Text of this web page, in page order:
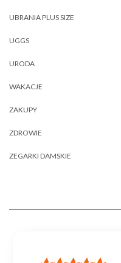
UBRANIA PLUS SIZE
UGGS
URODA
WAKACJE
ZAKUPY
ZDROWIE
ZEGARKI DAMSKIE